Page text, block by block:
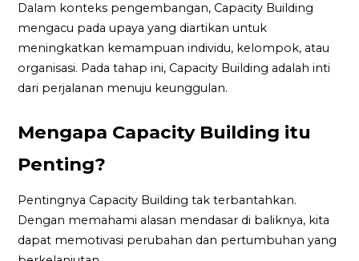
Dalam konteks pengembangan, Capacity Building
mengacu pada upaya yang diartikan untuk
meningkatkan kemampuan individu, kelompok, atau
organisasi. Pada tahap ini, Capacity Building adalah inti
dari perjalanan menuju keunggulan.
Mengapa Capacity Building itu
Penting?
Pentingnya Capacity Building tak terbantahkan.
Dengan memahami alasan mendasar di baliknya, kita
dapat memotivasi perubahan dan pertumbuhan yang